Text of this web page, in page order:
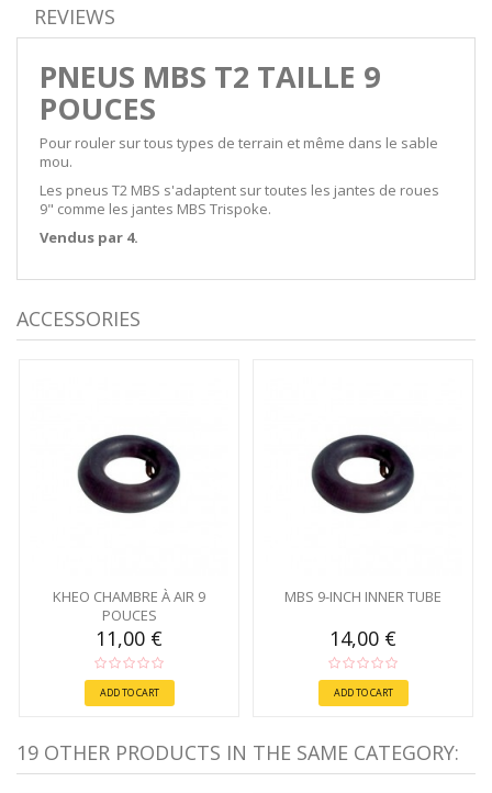
REVIEWS
PNEUS MBS T2 TAILLE 9
POUCES
Pour rouler sur tous types de terrain et même dans le sable
mou.
Les pneus T2 MBS s'adaptent sur toutes les jantes de roues
9" comme les jantes MBS Trispoke.
Vendus par 4.
ACCESSORIES
KHEO CHAMBRE À AIR 9
POUCES
11,00 €
ADD TO CART
MBS 9-INCH INNER TUBE
14,00 €
ADD TO CART
19 OTHER PRODUCTS IN THE SAME CATEGORY: